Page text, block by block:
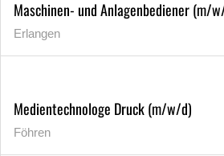
Maschinen- und Anlagenbediener (m/
Erlangen
Medientechnologe Druck (m/w/d)
Föhren